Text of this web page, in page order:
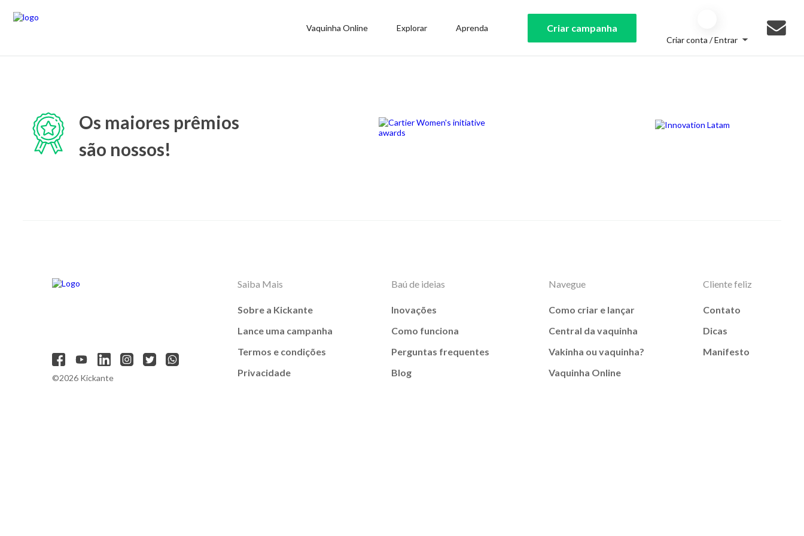
Vaquinha Online Explorar Aprenda Criar campanha
Criar conta / Entrar
Os maiores prêmios
são nossos!
©2026 Kickante
Saiba Mais
Sobre a Kickante
Lance uma campanha
Termos e condições
Privacidade
Baú de ideias
Inovações
Como funciona
Perguntas frequentes
Blog
Navegue
Como criar e lançar
Central da vaquinha
Vakinha ou vaquinha?
Vaquinha Online
Cliente feliz
Contato
Dicas
Manifesto